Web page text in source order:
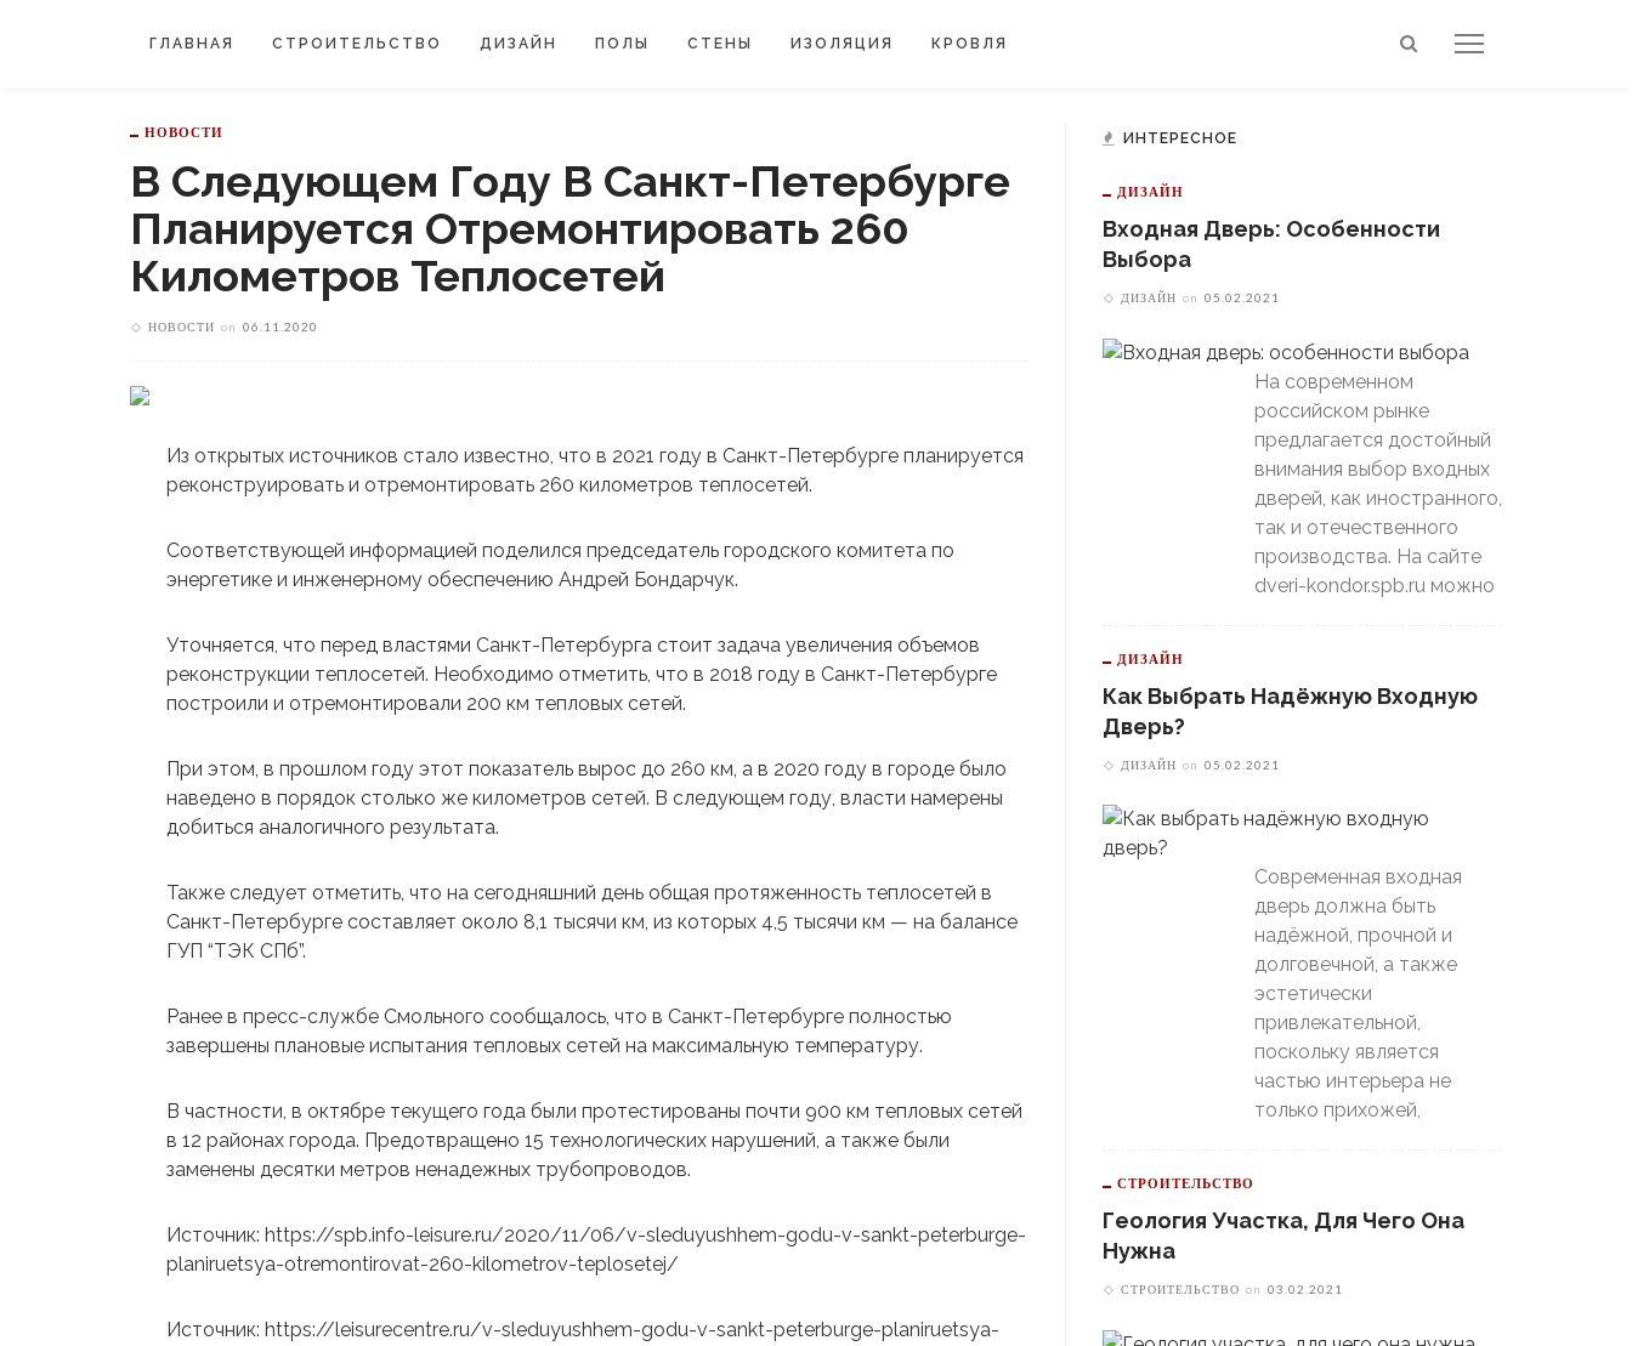
ГЛАВНАЯ СТРОИТЕЛЬСТВО ДИЗАЙН ПОЛЫ СТЕНЫ ИЗОЛЯЦИЯ КРОВЛЯ
НОВОСТИ
В Следующем Году В Санкт-Петербурге
Планируется Отремонтировать 260
Километров Теплосетей
НОВОСТИ on 06.11.2020
Из открытых источников стало известно, что в 2021 году в Санкт-Петербурге планируется
реконструировать и отремонтировать 260 километров теплосетей.
Соответствующей информацией поделился председатель городского комитета по
энергетике и инженерному обеспечению Андрей Бондарчук.
Уточняется, что перед властями Санкт-Петербурга стоит задача увеличения объемов
реконструкции теплосетей. Необходимо отметить, что в 2018 году в Санкт-Петербурге
построили и отремонтировали 200 км тепловых сетей.
При этом, в прошлом году этот показатель вырос до 260 км, а в 2020 году в городе было
наведено в порядок столько же километров сетей. В следующем году, власти намерены
добиться аналогичного результата.
Также следует отметить, что на сегодняшний день общая протяженность теплосетей в
Санкт-Петербурге составляет около 8,1 тысячи км, из которых 4,5 тысячи км — на балансе
ГУП “ТЭК СПб”.
Ранее в пресс-службе Смольного сообщалось, что в Санкт-Петербурге полностью
завершены плановые испытания тепловых сетей на максимальную температуру.
В частности, в октябре текущего года были протестированы почти 900 км тепловых сетей
в 12 районах города. Предотвращено 15 технологических нарушений, а также были
заменены десятки метров ненадежных трубопроводов.
Источник: https://spb.info-leisure.ru/2020/11/06/v-sleduyushhem-godu-v-sankt-peterburge-
planiruetsya-otremontirovat-260-kilometrov-teplosetej/
Источник: https://leisurecentre.ru/v-sleduyushhem-godu-v-sankt-peterburge-planiruetsya-
ИНТЕРЕСНОЕ
ДИЗАЙН
Входная Дверь: Особенности
Выбора
ДИЗАЙН on 05.02.2021
На современном
российском рынке
предлагается достойный
внимания выбор входных
дверей, как иностранного,
так и отечественного
производства. На сайте
dveri-kondor.spb.ru можно
ДИЗАЙН
Как Выбрать Надёжную Входную
Дверь?
ДИЗАЙН on 05.02.2021
Современная входная
дверь должна быть
надёжной, прочной и
долговечной, а также
эстетически
привлекательной,
поскольку является
частью интерьера не
только прихожей,
СТРОИТЕЛЬСТВО
Геология Участка, Для Чего Она
Нужна
СТРОИТЕЛЬСТВО on 03.02.2021